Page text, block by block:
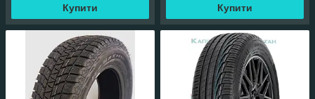
Купити Купити